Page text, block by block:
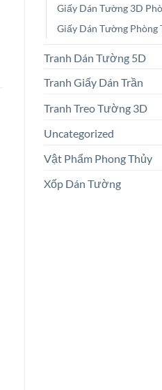
Giấy Dán Tường 3D
Giấy Dán Tường Phòng
Tranh Dán Tường 5D
Tranh Giấy Dán Trần
Tranh Treo Tường 3D
Uncategorized
Vật Phẩm Phong Thủy
Xốp Dán Tường